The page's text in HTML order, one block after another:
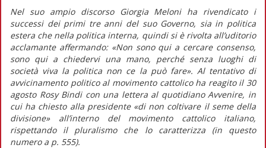
Nel suo ampio discorso Giorgia Meloni ha rivendicato i
successi dei primi tre anni del suo Governo, sia in politica
estera che nella politica interna, quindi si è rivolta all’uditorio
acclamante affermando:«Non sono qui a cercare consenso,
sono qui a chiedervi una mano, perché senza luoghi di
società viva la politica non ce la può fare». Al tentativo di
avvicinamento politico al movimento cattolico ha reagito il 30
agosto Rosy Bindi con una lettera al quotidianoAvvenire, in
cui ha chiesto alla presidente«di non coltivare il seme della
divisione» all’interno del movimento cattolico italiano,
rispettando il pluralismo che lo caratterizza (inquesto
numero a p. 555).